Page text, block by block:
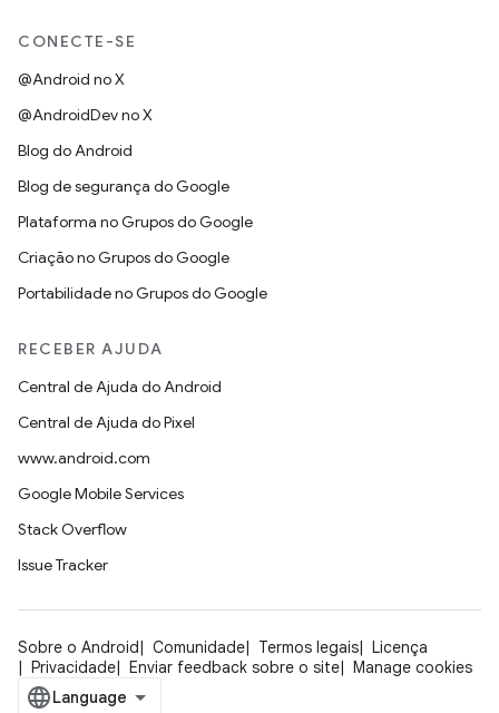
CONECTE-SE
@Android no X
@AndroidDev no X
Blog do Android
Blog de segurança do Google
Plataforma no Grupos do Google
Criação no Grupos do Google
Portabilidade no Grupos do Google
RECEBER AJUDA
Central de Ajuda do Android
Central de Ajuda do Pixel
www.android.com
Google Mobile Services
Stack Overflow
Issue Tracker
Sobre o Android Comunidade Termos legais
Licença
Privacidade
Enviar feedback sobre o site Manage cookies